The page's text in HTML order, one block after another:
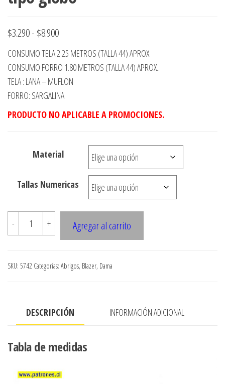
$3.290- $8.900Rango
de
precios:
desde
$3.290
hasta
CONSUMO TELA 2.25 METROS (TALLA 44) APROX.
CONSUMO FORRO 1.80 METROS (TALLA 44) APROX..
TELA : LANA – MUFLON
FORRO: SARGALINA
PRODUCTO NO APLICABLE A PROMOCIONES.
Material
Tallas Numericas
-
5742
tipo
cantidad
+ Agregar al carrito
SKU: 5742 Categorías: Abrigos, Blazer, Dama
DESCRIPCIÓN INFORMACIÓN ADICIONAL
Tabla de medidas